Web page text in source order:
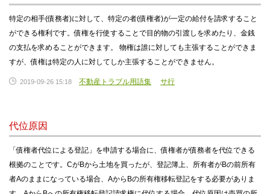
特定の相手(債務者)に対して、特定の者(債権者)が一定の給付を請求すること
ができる権利です。債権を行使することで目的物の引渡しを求めたり、金銭
の支払を求めることができます。 物権は誰に対しても主張することができま
すが、債権は特定の人に対してしか主張することができません。
2019-09-26 15:18 不動産トラブル用語集 サ行
代位原因
「債権者代位による登記」を申請する場合に、債権者が債務者を代位できる
根拠のことです。CがBから土地を買ったが、登記簿上、所有者がBの前所有
者Aのままになっている場合、AからBの所有権移転登記をする必要がありま